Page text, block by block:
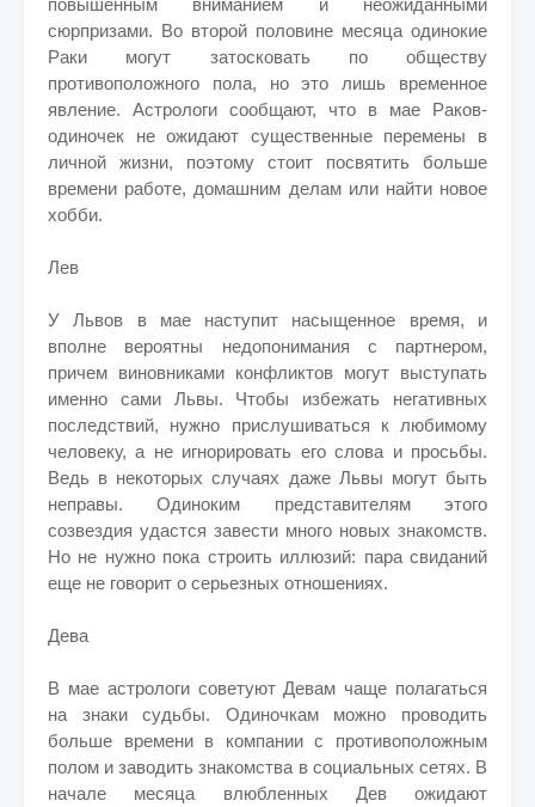
повышенным вниманием и неожиданными
сюрпризами. Во второй половине месяца одинокие
Раки могут затосковать по обществу
противоположного пола, но это лишь временное
явление. Астрологи сообщают, что в мае Раков-
одиночек не ожидают существенные перемены в
личной жизни, поэтому стоит посвятить больше
времени работе, домашним делам или найти новое
хобби.
Лев
У Львов в мае наступит насыщенное время, и
вполне вероятны недопонимания с партнером,
причем виновниками конфликтов могут выступать
именно сами Львы. Чтобы избежать негативных
последствий, нужно прислушиваться к любимому
человеку, а не игнорировать его слова и просьбы.
Ведь в некоторых случаях даже Львы могут быть
неправы. Одиноким представителям этого
созвездия удастся завести много новых знакомств.
Но не нужно пока строить иллюзий: пара свиданий
еще не говорит о серьезных отношениях.
Дева
В мае астрологи советуют Девам чаще полагаться
на знаки судьбы. Одиночкам можно проводить
больше времени в компании с противоположным
полом и заводить знакомства в социальных сетях. В
начале месяца влюбленных Дев ожидают